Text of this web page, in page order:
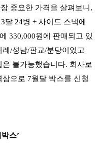
중요한 가격을 살펴보니,
달 24병 + 사이드 스낵에
330,000원에 판매되고 있
/성남/판교/분당이었고
불가능했습니다. 회사로
으로 7월달 박스를 신청
스’